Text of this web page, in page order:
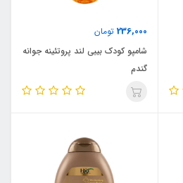
236,000 تومان
شامپو کودک بیبی لند پروتئینه جوانه
گندم